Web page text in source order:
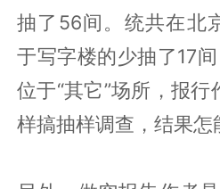
抽了56间。统共在北
于写字楼的少抽了17
位于“其它”场所，报
样搞抽样调查，结果怎